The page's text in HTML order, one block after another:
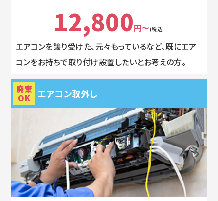
12,800円～(税込)
エアコンを譲り受けた、元々もっているなど、既にエア
コンをお持ちで取り付け設置したいとお考えの方。
廃棄
OK エアコン取外し